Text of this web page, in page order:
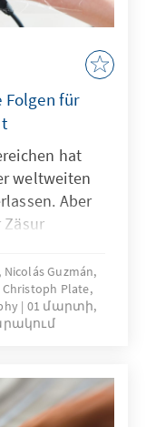
Folgen für
hat
weltweiten
Aber
sie nur
sie auch
Spreu vom
und Autoren
Fragen
Guzmán,
Christoph Plate,
01 մարտի,